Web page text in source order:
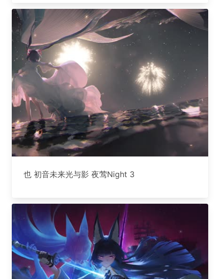
也 初音未来光与影 夜莺Night 3